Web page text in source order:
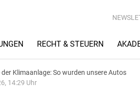
RECHT & STEUERN
der Klimaanlage: So wurden unsere Autos
14:29 Uhr